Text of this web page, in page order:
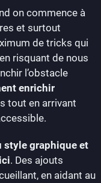
on commence à
et surtout
de tricks qui
risquant de nous
l’obstacle
enrichir
tout en arrivant
style graphique et
. Des ajouts
en aidant au